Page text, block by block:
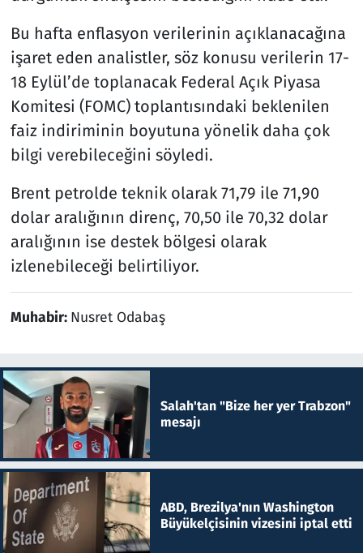
Bu hafta enflasyon verilerinin açıklanacağına
işaret eden analistler, söz konusu verilerin 17-
18 Eylül’de toplanacak Federal Açık Piyasa
Komitesi (FOMC) toplantısındaki beklenilen
faiz indiriminin boyutuna yönelik daha çok
bilgi verebileceğini söyledi.
Brent petrolde teknik olarak 71,79 ile 71,90
dolar aralığının direnç, 70,50 ile 70,32 dolar
aralığının ise destek bölgesi olarak
izlenebileceği belirtiliyor.
Muhabir: Nusret Odabaş
Salah'tan "Bize her yer Trabzon"
mesajı
ABD, Brezilya'nın Washington
Büyükelçisinin vizesini iptal etti